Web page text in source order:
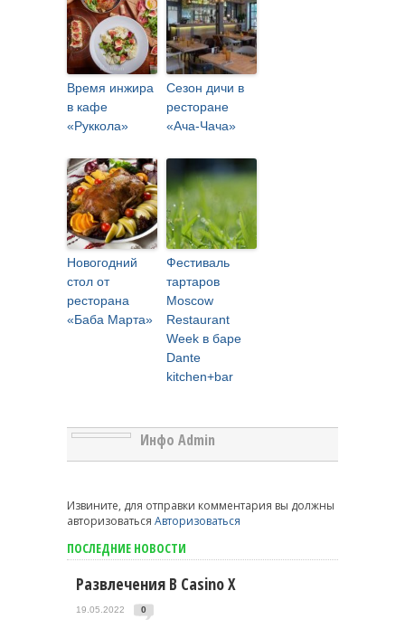
Время инжира
в кафе
«Руккола»
Сезон дичи в
ресторане
«Ача-Чача»
Новогодний
стол от
ресторана
«Баба Марта»
Фестиваль
тартаров
Moscow
Restaurant
Week в баре
Dante
kitchen+bar
Инфо Admin
Извините, для отправки комментария вы должны
авторизоваться Авторизоваться
ПОСЛЕДНИЕ НОВОСТИ
Развлечения В Casino X
19.05.2022 0